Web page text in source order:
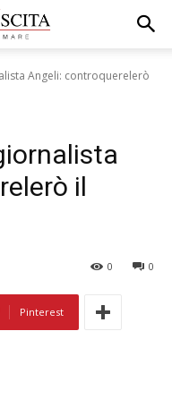
Angeli: controquerelerò
il
0
0
Pinterest